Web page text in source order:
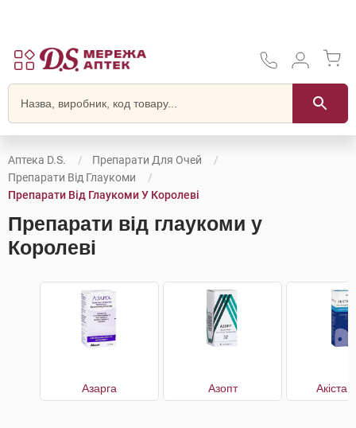
Аптека D.S.
Препарати Для Очей
Препарати Від Глаукоми
Препарати Від Глаукоми У Королеві
Препарати від глаукоми у
Королеві
Азарга Азопт